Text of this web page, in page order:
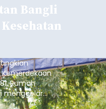
Bangli
Rumah
menggelar
gratis, Rabu